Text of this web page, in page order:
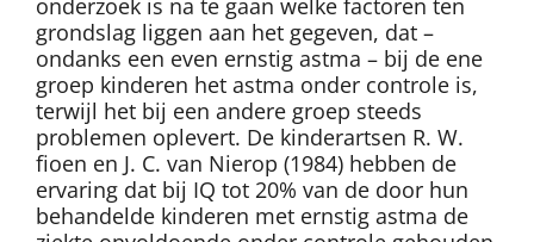
onderzoek is na te gaan welke factoren ten
grondslag liggen aan het gegeven, dat –
ondanks een even ernstig astma – bij de ene
groep kinderen het astma onder controle is,
terwijl het bij een andere groep steeds
problemen oplevert. De kinderartsen R. W.
fioen en J. C. van Nierop (1984) hebben de
ervaring dat bij IQ tot 20% van de door hun
behandelde kinderen met ernstig astma de